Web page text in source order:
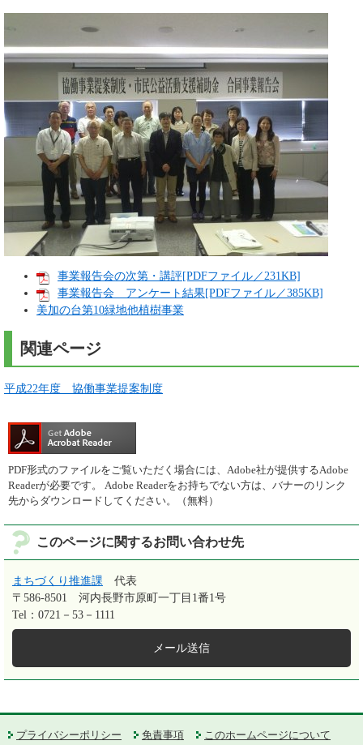
事業報告会の次第・講評[PDFファイル／231KB]
事業報告会 アンケート結果[PDFファイル／385KB]
美加の台第10緑地他植樹事業
関連ページ
平成22年度 協働事業提案制度
PDF形式のファイルをご覧いただく場合には、Adobe社が提供するAdobe
Readerが必要です。
Adobe Readerをお持ちでない方は、バナーのリンク
先からダウンロードしてください。（無料）
このページに関するお問い合わせ先
まちづくり推進課
代表
〒586-8501
河内長野市原町一丁目1番1号
Tel：0721－53－1111
メール送信
プライバシーポリシー 免責事項 このホームページについて